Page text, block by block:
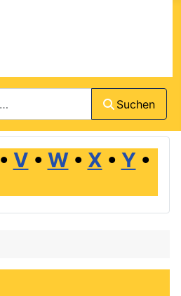
Suchen
• V • W• X • Y •